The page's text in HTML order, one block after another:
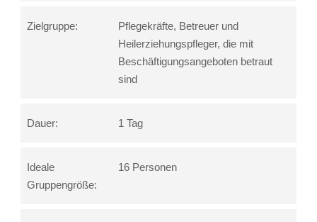
Zielgruppe:
Pflegekräfte, Betreuer und
Heilerziehungspfleger, die mit
Beschäftigungsangeboten betraut
sind
Dauer: 1 Tag
Ideale
Gruppengröße:
16 Personen